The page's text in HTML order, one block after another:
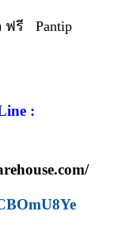
ฟรี Pantip
: